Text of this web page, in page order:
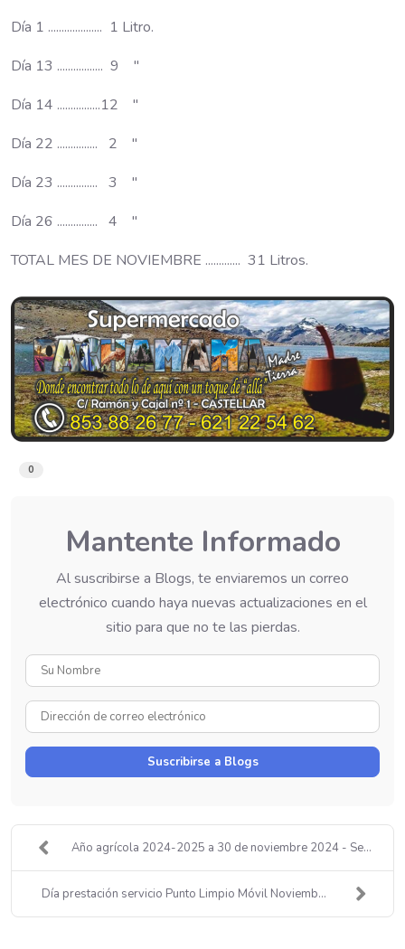
Día 1 .................... 1 Litro.
Día 13 ................. 9 "
Día 14 ................12 "
Día 22 ............... 2 "
Día 23 ............... 3 "
Día 26 ............... 4 "
TOTAL MES DE NOVIEMBRE ............. 31 Litros.
0
Mantente Informado
Al suscribirse a Blogs, te enviaremos un correo
electrónico cuando haya nuevas actualizaciones en el
sitio para que no te las pierdas.
Nombre
Dirección
de
correo
Suscribirse a Blogs
Año agrícola 2024-2025 a 30 de noviembre 2024 - Se...
Día prestación servicio Punto Limpio Móvil Noviemb...